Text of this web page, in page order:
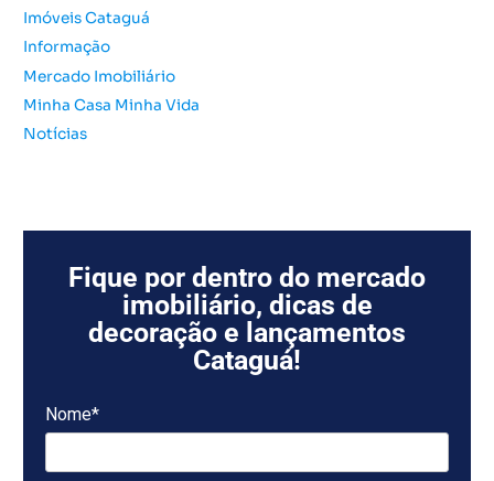
Imóveis Cataguá
Informação
Mercado Imobiliário
Minha Casa Minha Vida
Notícias
Fique por dentro do mercado
imobiliário, dicas de
decoração e lançamentos
Cataguá!
Nome*